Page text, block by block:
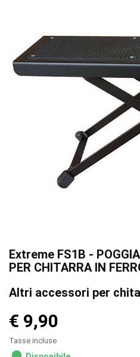
Extreme FS1B -
PER CHITARRA IN
Altri accessori per
€ 9,90
Tasse incluse